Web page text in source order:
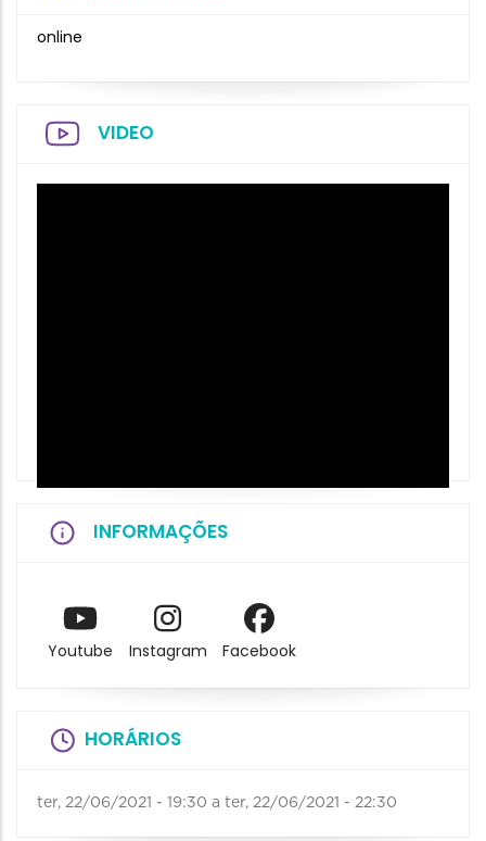
online
VIDEO
INFORMAÇÕES
Youtube Instagram Facebook
HORÁRIOS
ter, 22/06/2021 - 19:30 a ter, 22/06/2021 - 22:30